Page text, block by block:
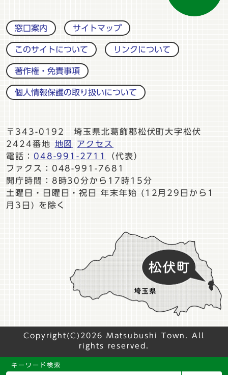
窓口案内 サイトマップ
このサイトについて リンクについて
著作権・免責事項
個人情報保護の取り扱いについて
〒343-0192 埼玉県北葛飾郡松伏町大字松伏
2424番地
地図
アクセス
電話： 048-991-2711
（代表）
ファクス：048-991-7681
開庁時間：8時30分から17時15分
土曜日・日曜日・祝日 年末年始 (12月29日から1
月3日) を除く
Copyright(C)2026 Matsubushi Town. All
rights reserved.
キーワード検索